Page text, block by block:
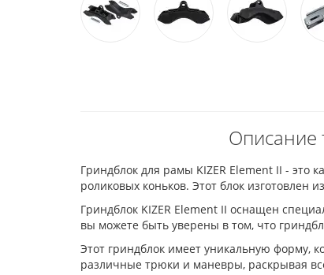
Описание
Гриндблок для рамы KIZER Element II - это
роликовых коньков. Этот блок изготовлен
Гриндблок KIZER Element II оснащен
вы можете быть уверены в том, что
Этот гриндблок имеет уникальную форму,
различные трюки и маневры, раскрывая